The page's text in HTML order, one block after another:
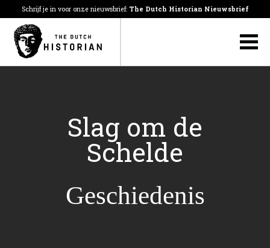
Schrijf je in voor onze nieuwsbrief: The Dutch Historian Nieuwsbrief
Slag om de
Schelde
Geschiedenis